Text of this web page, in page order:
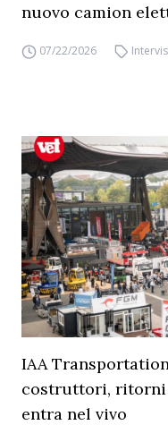
nuovo camion
07/22/2026
IAA
costruttori, ritorni
entra nel vivo